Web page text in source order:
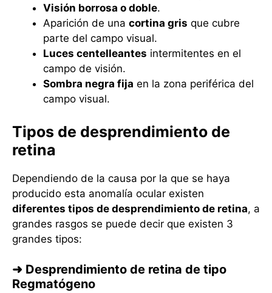
Visión borrosa o doble.
Aparición de una cortina gris que cubre
parte del campo visual.
Luces centelleantes intermitentes en el
campo de visión.
Sombra negra fija en la zona periférica del
campo visual.
Tipos de desprendimiento de
retina
Dependiendo de la causa por la que se haya
producido esta anomalía ocular existen
diferentes tipos de desprendimiento de retina, a
grandes rasgos se puede decir que existen 3
grandes tipos:
➜ Desprendimiento de retina de tipo
Regmatógeno